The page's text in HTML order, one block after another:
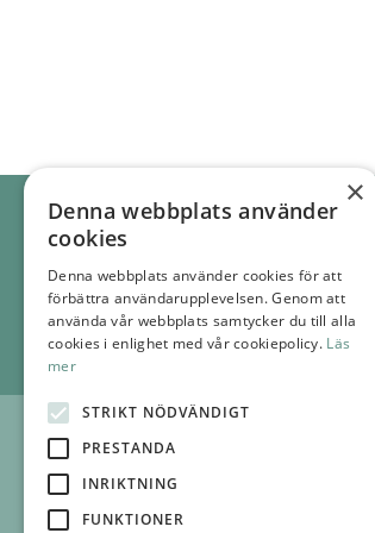
VILL NI
TIDPLAN?
Kontakta ossför
AFFÄRSLOGIK
SVENSKA AB
×
Denna webbplats använder
cookies
Denna webbplats använder cookies för att
förbättra användarupplevelsen. Genom att
använda vår webbplats samtycker du till alla
cookies i enlighet med vår cookiepolicy. Läs
mer
STRIKT NÖDVÄNDIGT
PRESTANDA
INRIKTNING
FUNKTIONER